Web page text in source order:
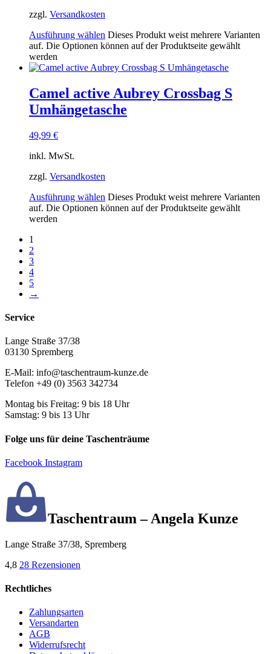
zzgl. Versandkosten
Ausführung wählen Dieses Produkt weist mehrere Varianten
auf. Die Optionen können auf der Produktseite gewählt
werden
Camel active Aubrey Crossbag S
Umhängetasche
49,99 €
inkl. MwSt.
zzgl. Versandkosten
Ausführung wählen Dieses Produkt weist mehrere Varianten
auf. Die Optionen können auf der Produktseite gewählt
werden
1
2
3
4
5
→
Service
Lange Straße 37/38
03130 Spremberg
E-Mail: info@taschentraum-kunze.de
Telefon +49 (0) 3563 342734
Montag bis Freitag: 9 bis 18 Uhr
Samstag: 9 bis 13 Uhr
Folge uns für deine Taschenträume
Facebook Instagram
Taschentraum – Angela Kunze
Lange Straße 37/38, Spremberg
4,8 28 Rezensionen
Rechtliches
Zahlungsarten
Versandarten
AGB
Widerrufsrecht